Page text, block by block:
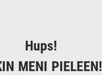
Hups!
MENI PIELEEN!